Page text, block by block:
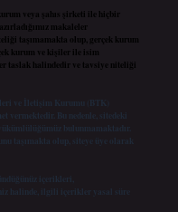
veya şahıs şirketi ile hiçbir
makaleler
taşımamakta olup, gerçek kurum
kurum ve kişiler ile isim
taslak halindedir ve tavsiye niteliği
ve İletişim Kurumu (BTK)
vermektedir. Bu nedenle, sitedeki
bulunmamaktadır.
taşımakta olup, siteye üye olarak
içerikleri,
halinde, ilgili içerikler yasal süre